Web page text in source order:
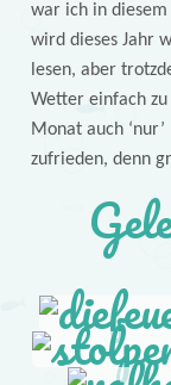
war ich in
wird dieses Jahr
lesen, aber
Wetter einfach zu
Monat auch
zufrieden, denn